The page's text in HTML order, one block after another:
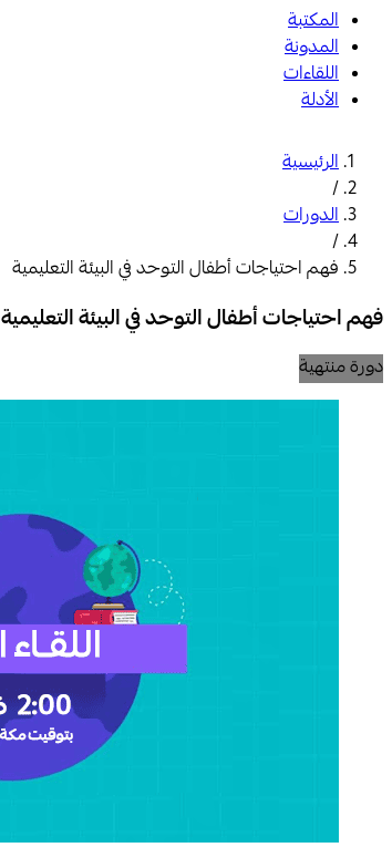
المكتبة
المدونة
اللقاءات
الأدلة
الرئيسية
/
الدورات
/
فهم احتياجات أطفال التوحد في البيئة التعليمية
فهم احتياجات أطفال التوحد في البيئة التعليمية
دورة منتهية